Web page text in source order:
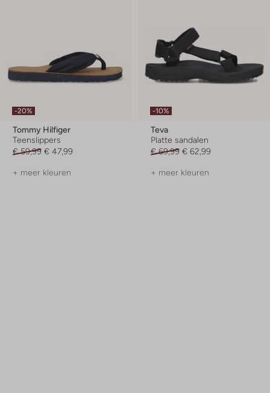
-20%
Tommy Hilfiger
Teenslippers
€ 59,99 € 47,99
+ meer kleuren
-10%
Teva
Platte sandalen
€ 69,99 € 62,99
+ meer kleuren